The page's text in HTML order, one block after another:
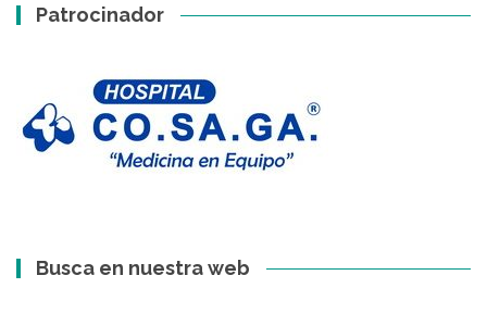
Patrocinador
Busca en nuestra web